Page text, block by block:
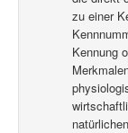
zu einer
Kennung